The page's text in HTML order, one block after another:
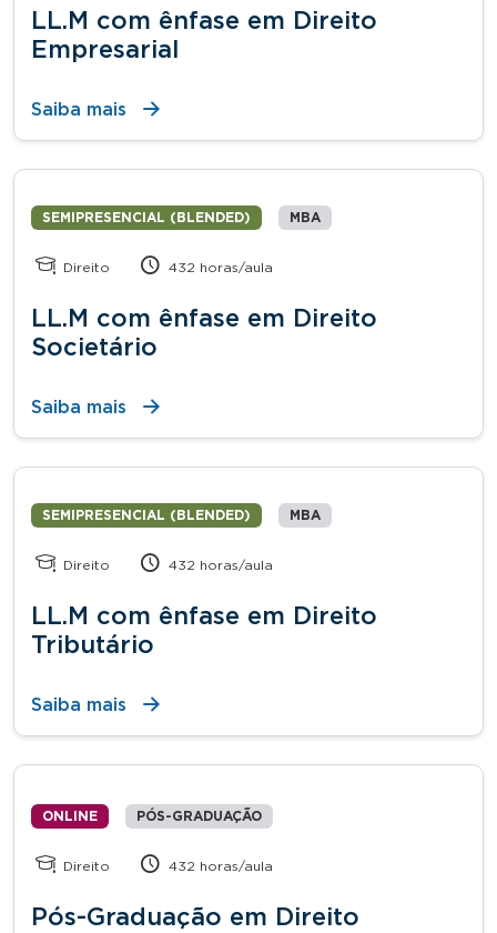
LL.M com ênfase em Direito
Empresarial
Saiba mais
SEMIPRESENCIAL (BLENDED) MBA
Direito 432 horas/aula
LL.M com ênfase em Direito
Societário
Saiba mais
SEMIPRESENCIAL (BLENDED) MBA
Direito 432 horas/aula
LL.M com ênfase em Direito
Tributário
Saiba mais
ONLINE PÓS-GRADUAÇÃO
Direito 432 horas/aula
Pós-Graduação em Direito